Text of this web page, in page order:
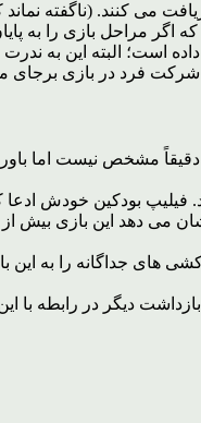
می کنند. (ناگفته
اگر مراحل بازی را به
داده است؛ البته این به
شرکت فرد در بازی برجای
مشخص نیست اما
کنتاکت» آغاز شد و گفته می شود که سال 2015 منجر به اولین خودکشی شد.
می دهد این بازی بیش
ای نوشت و بسیاری از قربانیان خودکشی های
دیگر در رابطه با